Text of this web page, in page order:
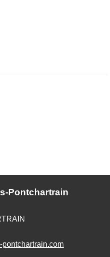
Pontchartrain